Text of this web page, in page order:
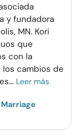
y fundadora
MN. Kori
que
con la
los cambios de
... Leer más